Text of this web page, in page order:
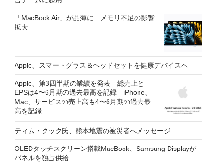
「MacBook Air」が品薄に メモリ不足の影響
拡大
Apple、スマートグラス＆ヘッドセットを健康デバイスへ
Apple、第3四半期の業績を発表 総売上と
EPSは4〜6月期の過去最高を記録 iPhone、
Mac、サービスの売上高も4〜6月期の過去最
高を記録
ティム・クック氏、熊本地震の被災者へメッセージ
OLEDタッチスクリーン搭載MacBook、Samsung Displayが
パネルを独占供給